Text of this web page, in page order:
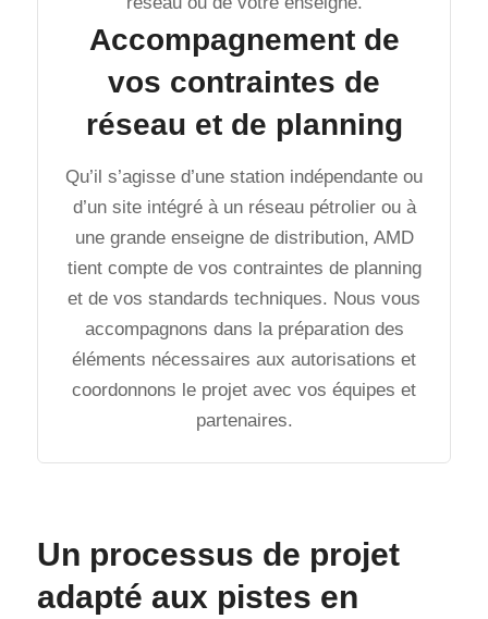
Accompagnement de
vos contraintes de
réseau et de planning
Qu’il s’agisse d’une station indépendante ou
d’un site intégré à un réseau pétrolier ou à
une grande enseigne de distribution, AMD
tient compte de vos contraintes de planning
et de vos standards techniques. Nous vous
accompagnons dans la préparation des
éléments nécessaires aux autorisations et
coordonnons le projet avec vos équipes et
partenaires.
Un processus de projet
adapté aux pistes en